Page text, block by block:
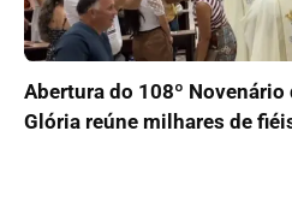
Abertura do 108º Novenário
Glória reúne milhares de